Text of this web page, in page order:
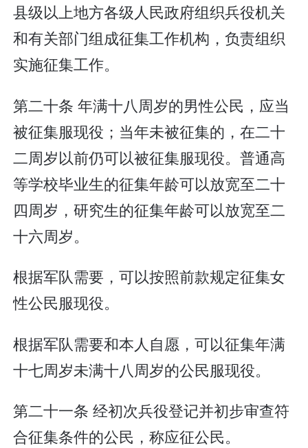
县级以上地方各级人民政府组织兵役机关
和有关部门组成征集工作机构，负责组织
实施征集工作。
第二十条 年满十八周岁的男性公民，应当
被征集服现役；当年未被征集的，在二十
二周岁以前仍可以被征集服现役。普通高
等学校毕业生的征集年龄可以放宽至二十
四周岁，研究生的征集年龄可以放宽至二
十六周岁。
根据军队需要，可以按照前款规定征集女
性公民服现役。
根据军队需要和本人自愿，可以征集年满
十七周岁未满十八周岁的公民服现役。
第二十一条 经初次兵役登记并初步审查符
合征集条件的公民，称应征公民。